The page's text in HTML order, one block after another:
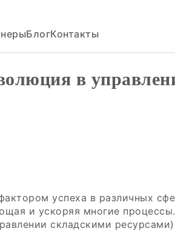
БлогКонтакты
в
успеха в различных
и ускоряя многие
складскими